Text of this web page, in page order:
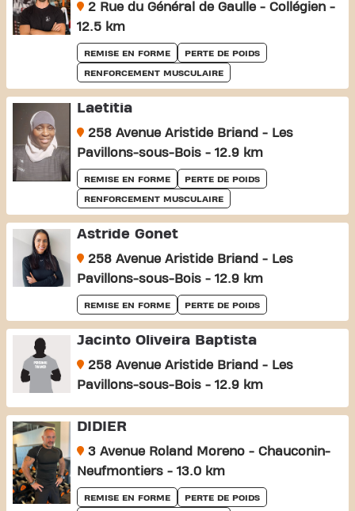
2 Rue du Général de Gaulle - Collégien -
12.5 km
REMISE EN FORME PERTE DE POIDS
RENFORCEMENT MUSCULAIRE
Laetitia
258 Avenue Aristide Briand - Les
Pavillons-sous-Bois - 12.9 km
REMISE EN FORME PERTE DE POIDS
RENFORCEMENT MUSCULAIRE
Astride Gonet
258 Avenue Aristide Briand - Les
Pavillons-sous-Bois - 12.9 km
REMISE EN FORME PERTE DE POIDS
Jacinto Oliveira Baptista
258 Avenue Aristide Briand - Les
Pavillons-sous-Bois - 12.9 km
DIDIER
3 Avenue Roland Moreno - Chauconin-
Neufmontiers - 13.0 km
REMISE EN FORME PERTE DE POIDS